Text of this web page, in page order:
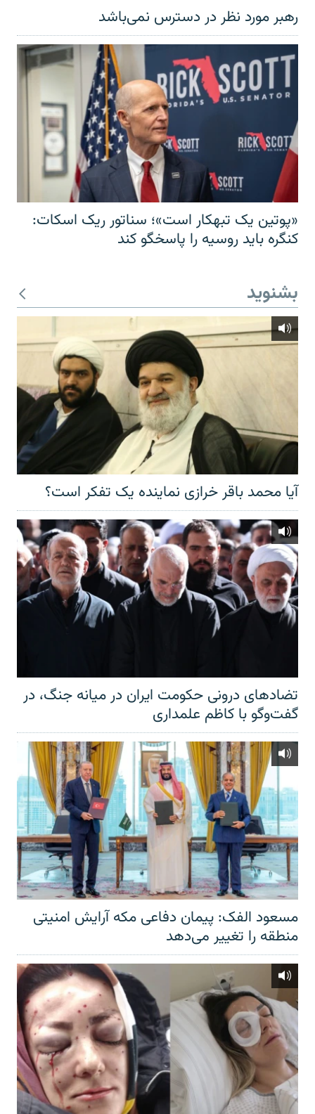
رهبر مورد نظر در دسترس نمی‌باشد
«پوتین یک تبهکار است»؛ سناتور ریک اسکات:
کنگره باید روسیه را پاسخگو کند
بشنوید
آیا محمد باقر خرازی نماینده یک تفکر است؟
تضادهای درونی حکومت ایران در میانه جنگ، در
گفت‌‌وگو با کاظم علمداری
مسعود الفک: پیمان دفاعی مکه آرایش امنیتی
منطقه را تغییر می‌دهد